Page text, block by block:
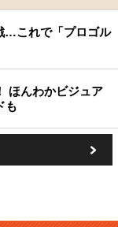
…これで「プロゴル
ほんわかビジュア
も